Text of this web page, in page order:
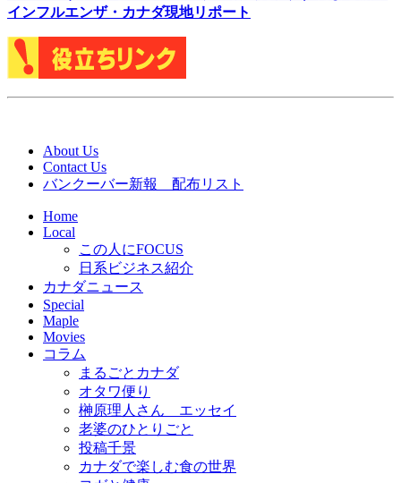
インフルエンザ・カナダ現地リポート
About Us
Contact Us
バンクーバー新報 配布リスト
Home
Local
この人にFOCUS
日系ビジネス紹介
カナダニュース
Special
Maple
Movies
コラム
まるごとカナダ
オタワ便り
榊原理人さん エッセイ
老婆のひとりごと
投稿千景
カナダで楽しむ食の世界